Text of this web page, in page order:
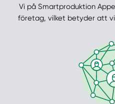
Vi på Smartproduktion
företag, vilket betyder att